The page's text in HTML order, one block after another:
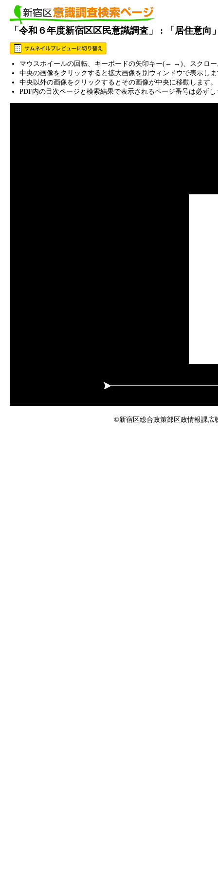
「令和６年度新宿区区民意識調査」 : 「居住意向
マウスホイールの回転、キーボードの矢印キー(← →)、スクロ
中央の画像をクリックすると拡大画像を別ウィンドウで表示し
中央以外の画像をクリックするとその画像が中央に移動します。
PDF内の目次ページと検索結果で表示されるページ番号は必ず
©新宿区総合政策部区政情報課広